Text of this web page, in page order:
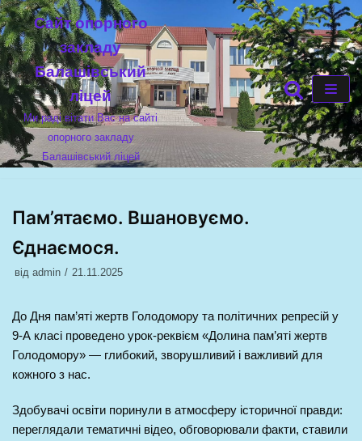
Перейти
до
вмісту
Cайт опорного
закладу
Балашівський
ліцей
Ми раді вітати Вас на сайті
опорного закладу
Балашівський ліцей
Пам’ятаємо. Вшановуємо.
Єднаємося.
від admin 21.11.2025
До Дня пам’яті жертв Голодомору та політичних репресій у
9-А класі проведено урок-реквієм «Долина пам’яті жертв
Голодомору» — глибокий, зворушливий і важливий для
кожного з нас.
Здобувачі освіти поринули в атмосферу історичної правди:
переглядали тематичні відео, обговорювали факти, ставили